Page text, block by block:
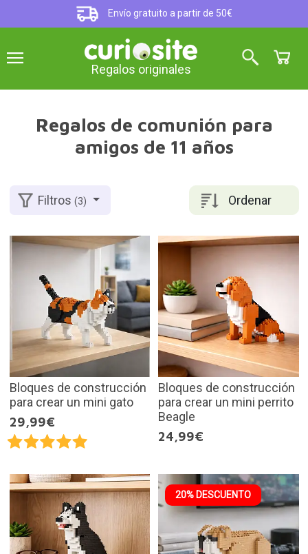
Envío gratuito a partir de 50€
Regalos originales
Regalos de comunión para
amigos de 11 años
Ordenar
Filtros(3)
Bloques de construcción
para crear un mini gato
29,99€
Bloques de construcción
para crear un mini perrito
Beagle
24,99€
20% DESCUENTO